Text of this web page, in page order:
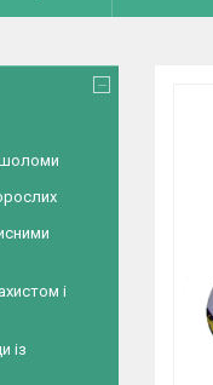
шоломи
і
із